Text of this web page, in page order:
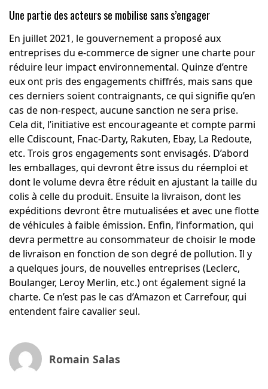
Une partie des acteurs se mobilise sans s’engager
En juillet 2021, le gouvernement a proposé aux
entreprises du e-commerce de signer une charte pour
réduire leur impact environnemental. Quinze d’entre
eux ont pris des engagements chiffrés, mais sans que
ces derniers soient contraignants, ce qui signifie qu’en
cas de non-respect, aucune sanction ne sera prise.
Cela dit, l’initiative est encourageante et compte parmi
elle Cdiscount, Fnac-Darty, Rakuten, Ebay, La Redoute,
etc. Trois gros engagements sont envisagés. D’abord
les emballages, qui devront être issus du réemploi et
dont le volume devra être réduit en ajustant la taille du
colis à celle du produit. Ensuite la livraison, dont les
expéditions devront être mutualisées et avec une flotte
de véhicules à faible émission. Enfin, l’information, qui
devra permettre au consommateur de choisir le mode
de livraison en fonction de son degré de pollution. Il y
a quelques jours, de nouvelles entreprises (Leclerc,
Boulanger, Leroy Merlin, etc.) ont également signé la
charte. Ce n’est pas le cas d’Amazon et Carrefour, qui
entendent faire cavalier seul.
Romain Salas